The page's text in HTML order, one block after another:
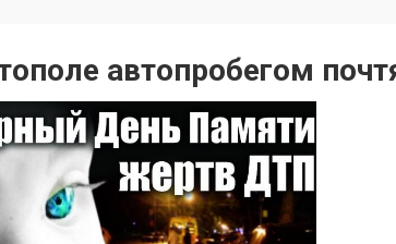
автопробегом